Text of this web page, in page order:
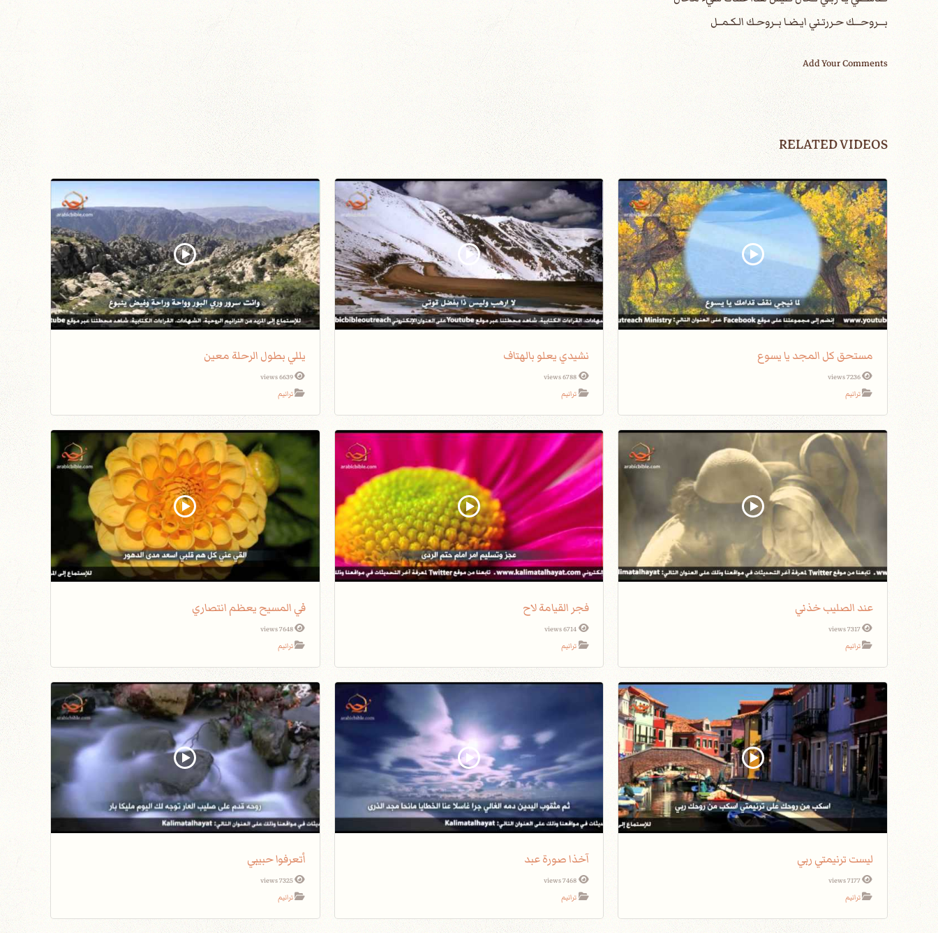
بـــروحـــك حـررتـني ايـضـا بــروحـك الـكـمــل
Add Your Comments
RELATED VIDEOS
مستحق كل المجد يا يسوع
7236 views
ترانيم
نشيدي يعلو بالهتاف
ترانيم
يللي بطول الرحلة معين
6639 views
ترانيم
عند الصليب خذني
7317 views
ترانيم
فجر القيامة لاح
ترانيم
في المسيح يعظم انتصاري
7648 views
ترانيم
ليست ترنيمتي ربي
7177 views
ترانيم
آخذا صورة عبد
ترانيم
أتعرفوا حبيبي
7325 views
ترانيم